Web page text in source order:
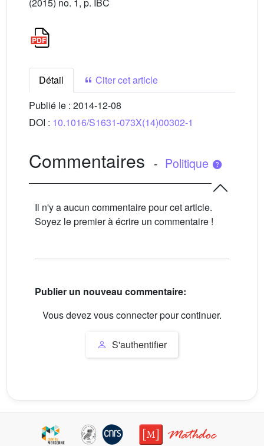
Détail
Citer cet article
Publié le : 2014-12-08
DOI : 10.1016/S1631-073X(14)00302-1
Commentaires - Politique
Il n'y a aucun commentaire pour cet article.
Soyez le premier à écrire un commentaire !
Publier un nouveau commentaire:
Vous devez vous connecter pour continuer.
S'authentifier